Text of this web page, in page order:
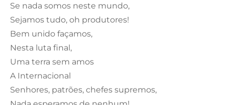
Se nada somos neste mundo,
Sejamos tudo, oh produtores!
Bem unido façamos,
Nesta luta final,
Uma terra sem amos
A Internacional
Senhores, patrões, chefes supremos,